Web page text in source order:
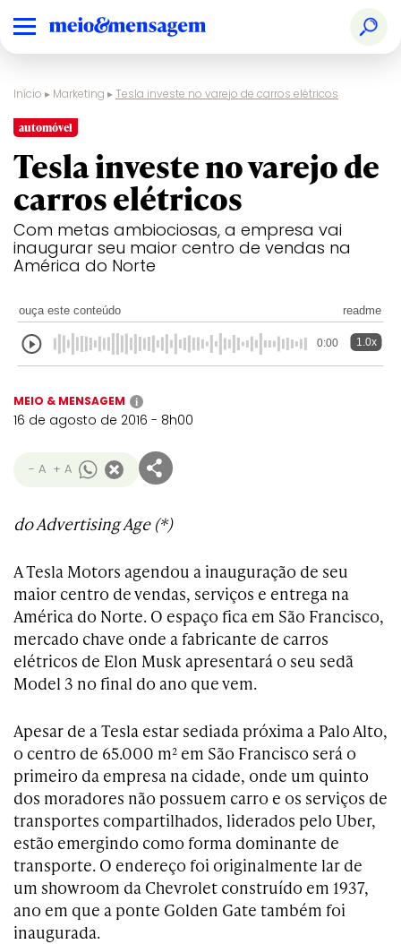
Início ▸ Marketing ▸ Tesla investe no varejo de carros elétricos
automóvel
Tesla investe no varejo de
carros elétricos
Com metas ambiociosas, a empresa vai
inaugurar seu maior centro de vendas na
América do Norte
ouça este conteúdo readme
0:00 1.0x
MEIO & MENSAGEM i
16 de agosto de 2016 - 8h00
- A + A
do Advertising Age (*)
A Tesla Motors agendou a inauguração de seu
maior centro de vendas, serviços e entrega na
América do Norte. O espaço fica em São Francisco,
mercado chave onde a fabricante de carros
elétricos de Elon Musk apresentará o seu sedã
Model 3 no final do ano que vem.
Apesar de a Tesla estar sediada próxima a Palo Alto,
o centro de 65.000 m² em São Francisco será o
primeiro da empresa na cidade, onde um quinto
dos moradores não possuem carro e os serviços de
transportes compartilhados, liderados pelo Uber,
estão emergindo como forma dominante de
transporte. O endereço foi originalmente lar de
um showroom da Chevrolet construído em 1937,
ano em que a ponte Golden Gate também foi
inaugurada.